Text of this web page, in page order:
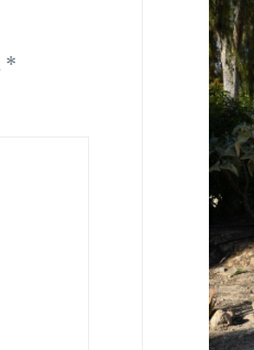
*